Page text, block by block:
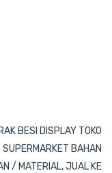
RAK BESI DISPLAY TOKO
SUPERMARKET BAHAN
/ MATERIAL, JUAL KE